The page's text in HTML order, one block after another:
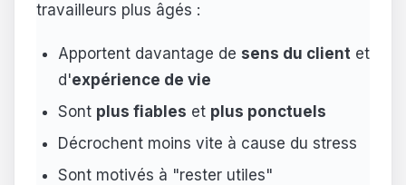
travailleurs plus âgés :
Apportent davantage de sens du clientet
d'expérience de vie
Sont plus fiables et plus ponctuels
Décrochent moins vite à cause du stress
Sont motivés à "rester utiles"